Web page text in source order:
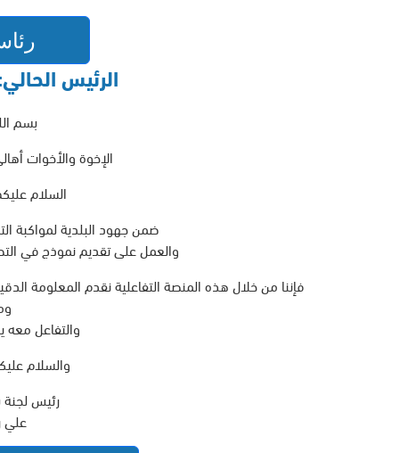
الرئيس
بسم
الإخوة والأخوات
السلام
ضمن جهود البلدية لمواكبة
والعمل على تقديم نموذج في
فإننا من خلال هذه المنصة التفاعلية نقدم المعلومة
والتفاعل معه
والسلام
رئيس لجنة
علي